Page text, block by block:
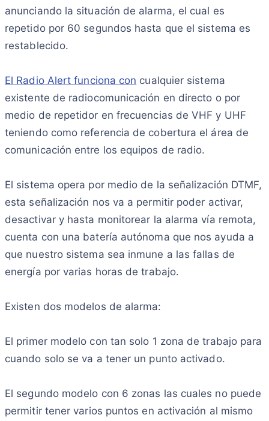
anunciando la situación de alarma, el cual es
repetido por 60 segundos hasta que el sistema es
restablecido.
El Radio Alert funciona con cualquier sistema
existente de radiocomunicación en directo o por
medio de repetidor en frecuencias de VHF y UHF
teniendo como referencia de cobertura el área de
comunicación entre los equipos de radio.
El sistema opera por medio de la señalización DTMF,
esta señalización nos va a permitir poder activar,
desactivar y hasta monitorear la alarma vía remota,
cuenta con una batería autónoma que nos ayuda a
que nuestro sistema sea inmune a las fallas de
energía por varias horas de trabajo.
Existen dos modelos de alarma:
El primer modelo con tan solo 1 zona de trabajo para
cuando solo se va a tener un punto activado.
El segundo modelo con 6 zonas las cuales no puede
permitir tener varios puntos en activación al mismo